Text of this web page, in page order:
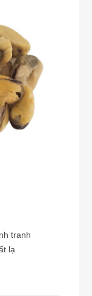
tranh
lạ